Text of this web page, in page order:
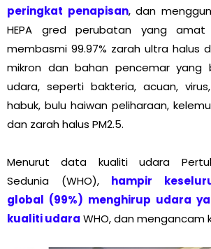
peringkat penapisan, dan
HEPA gred perubatan yang amat
membasmi 99.97% zarah ultra halus
mikron dan bahan pencemar yang
udara, seperti bakteria, acuan,
habuk, bulu haiwan peliharaan,
dan zarah halus PM2.5.
Menurut data kualiti udara
Sedunia (WHO), hampir
global (99%) menghirup udara
kualiti udara WHO, dan mengancam